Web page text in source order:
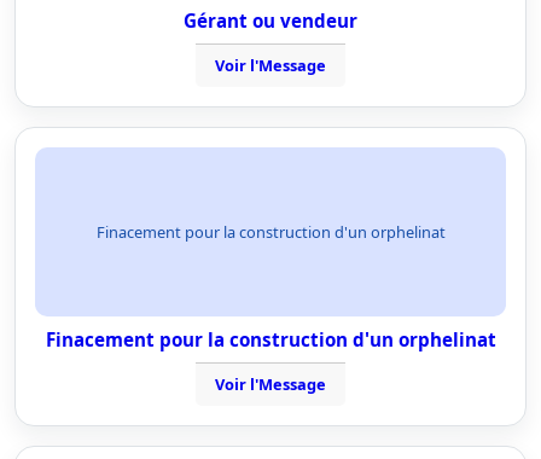
Gérant ou vendeur
Voir l'Message
Finacement pour la construction d'un orphelinat
Finacement pour la construction d'un orphelinat
Voir l'Message